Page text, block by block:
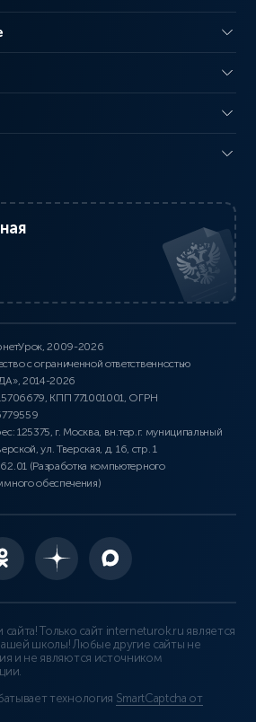
2009-2026
с ограниченной ответственностью
2014-2026
КПП 771001001, ОГРН
125375, г. Москва, вн.тер.г. муниципальный
ул. Тверская, д. 16, стр. 1
(Разработка компьютерного
обеспечения)
Только сайт interneturok.ru является
школы! Любые другие сайты не
и не являются источником
технология SmartCaptcha от